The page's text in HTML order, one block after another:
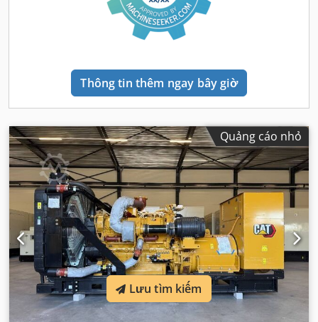
Thông tin thêm ngay bây giờ
Quảng cáo nhỏ
Lưu tìm kiếm